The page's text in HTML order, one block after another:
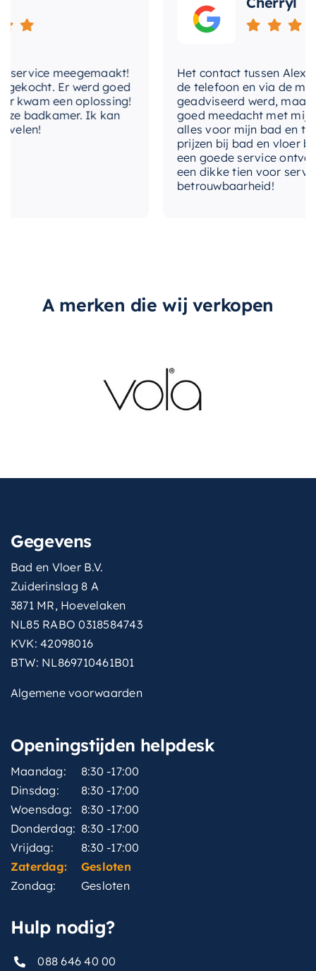
voldoende opbergruimte is voor al uw
toiletartikelen. Dit betekent dat uw badkamer
concessies hoeft te doen aan stijl of design.
Als u op zoek bent naar een nis die
functionaliteit, stijl en duurzaamheid combineert,
dan is de Mondiaz EASY Nis de perfecte keuze
voor u. Vertrouw op het betrouwbare merk
voor uw badkamerbehoeften en
meegemaakt!
Er werd goed
een oplossing!
badkamer. Ik kan
Het contact tussen Alex en
de telefoon en via de mail,
geadviseerd werd, maar
goed meedacht met mij.
alles voor mijn bad en
prijzen bij bad en vloer
een goede service
een dikke tien voor service,
betrouwbaarheid!
A merken die wij verkopen
Gegevens
Bad en Vloer B.V.
Zuiderinslag 8 A
3871 MR, Hoevelaken
NL85 RABO 0318584743
KVK: 42098016
BTW: NL869710461B01
Algemene voorwaarden
Openingstijden helpdesk
Maandag:
8:30 -17:00
Dinsdag:
8:30 -17:00
Woensdag:
8:30 -17:00
Donderdag: 8:30 -17:00
Vrijdag:
8:30 -17:00
Zaterdag:
Gesloten
Zondag:
Gesloten
Hulp nodig?
088 646 40 00